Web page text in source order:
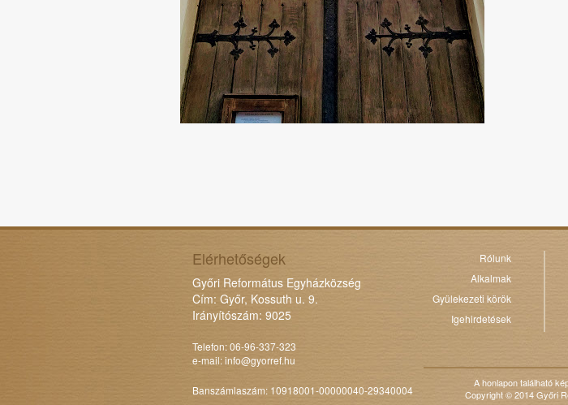
Elérhetőségek
Győri Református Egyházközség
Cím: Győr, Kossuth u. 9.
Irányítószám: 9025
Telefon: 06-96-337-323
e-mail:info@gyorref.hu
Banszámlaszám: 10918001-00000040-29340004
Rólunk
Alkalmak
Gyülekezeti körök
Igehirdetések
A honlapon található
Copyright © 2014 Győri